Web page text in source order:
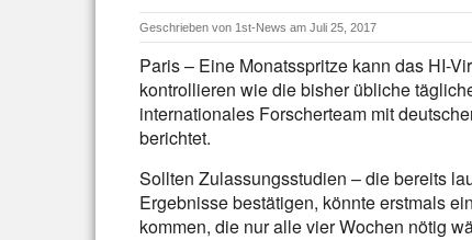
Geschrieben von 1st-News am Juli 25, 2017
Paris – Eine Monatsspritze kann das HI-
kontrollieren wie die bisher übliche
internationales Forscherteam mit
berichtet.
Sollten Zulassungsstudien – die bereits
Ergebnisse bestätigen, könnte erstmals
kommen, die nur alle vier Wochen nötig